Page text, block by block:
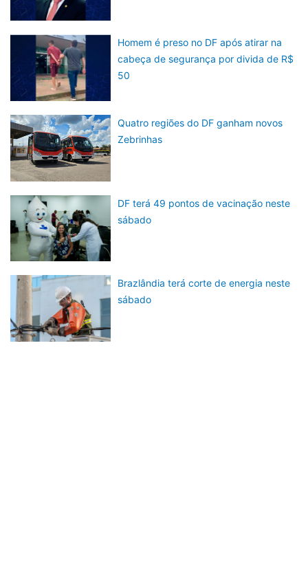
Homem é preso no DF após atirar na
cabeça de segurança por divida de R$
50
Quatro regiões do DF ganham novos
Zebrinhas
DF terá 49 pontos de vacinação neste
sábado
Brazlândia terá corte de energia neste
sábado